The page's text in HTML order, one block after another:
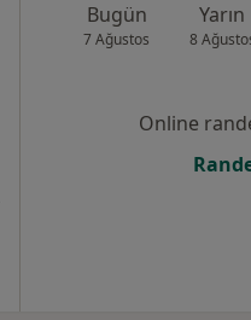
Bugün
7 Ağustos
Yarın
8
Online